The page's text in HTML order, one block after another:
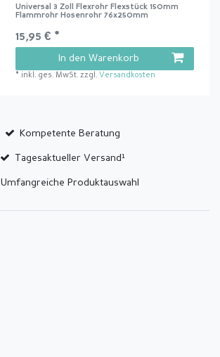
Universal 3 Zoll Flexrohr Flexstück 150mm
Flammrohr Hosenrohr 76x250mm
15,95 € *
In den Warenkorb
* inkl. ges. MwSt. zzgl. Versandkosten
Kompetente Beratung
Tagesaktueller Versand¹
Umfangreiche Produktauswahl